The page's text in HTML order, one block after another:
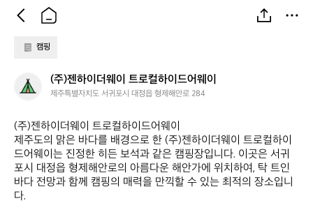
캠핑
(주)
젠
이
더
웨
이
트
로
컬
(주)젠하이더웨이 트로컬하이드어웨이
제주특별자치도 서귀포시 대정읍 형제해안로 284
(주)젠하이더웨이 트로컬하이드어웨이
제주도의 맑은 바다를 배경으로 한 (주)젠하이더웨이 트로컬하이
드어웨이는 진정한 히든 보석과 같은 캠핑장입니다. 이곳은 서귀
포시 대정읍 형제해안로의 아름다운 해안가에 위치하여, 탁 트인
바다 전망과 함께 캠핑의 매력을 만끽할 수 있는 최적의 장소입니
다.